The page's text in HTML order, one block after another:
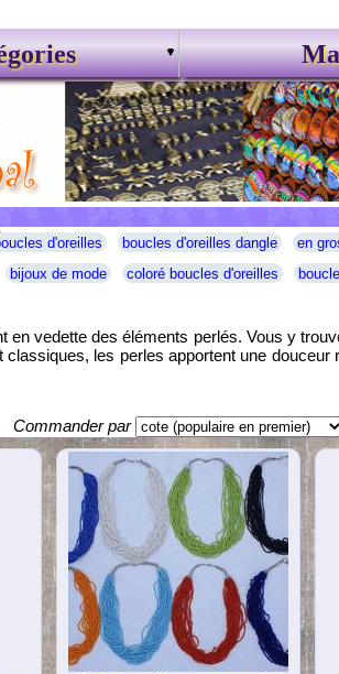
d'oreilles boucles d'oreilles dangle en
bijoux de mode coloré boucles d'oreilles
vedette des éléments perlés. Vous y
les perles apportent une
Commander par